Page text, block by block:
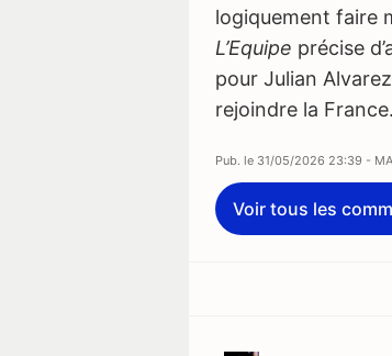
logiquement faire
L’Equipe précise
pour Julian
rejoindre la France.
Pub. le 31/05/2026 23:39 -
Voir tous les